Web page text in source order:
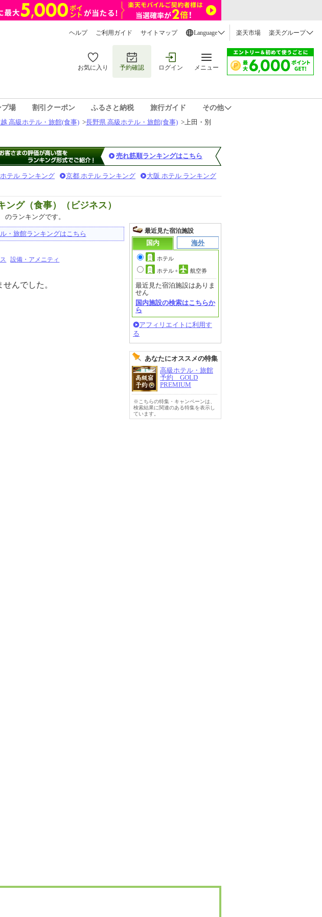
ヘルプ ご利用ガイド サイトマップ Language 楽天市場 楽天グループ
お気に入り 予約確認 ログイン メニュー
プ場 割引クーポン ふるさと納税 旅行ガイド
その他
高級ホテル・旅館(食事) >長野県 高級ホテル・旅館(食事) >上田・別
売れ筋順ランキングはこちら
テル ランキング 京都 ホテル ランキング 大阪 ホテル ランキング
グ（食事）（ビジネス）
のランキングです。
・旅館ランキングはこちら
設備・アメニティ
んでした。
最近見た宿泊施設
国内
海外
ホテル
ホテル+ 航空券
最近見た宿泊施設はありま
せん
国内施設の検索はこちらか
ら
アフィリエイトに利用す
る
あなたにオススメの特集
高級ホテル・旅館
予約 GOLD
PREMIUM
※こちらの特集・キャンペーンは、
検索結果に関連のある特集を表示し
ています。